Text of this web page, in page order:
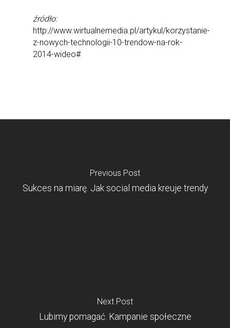
źródło:
http://www.wirtualnemedia.pl/artykul/korzystanie-
z-nowych-technologii-10-trendow-na-rok-
2014-wideo#
Previous Post
Sukces na miarę. Jak social media kreuje trendy
Next Post
Lubimy pomagać. Kampanie społeczne